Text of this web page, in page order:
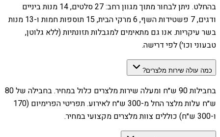
בהחלט. ניתן לבחור מתוך מגוון רחב: 27 סלטים, 14 מנות ביניים
ודגים, 7 פשטידות השף, 6 מרקי הבית, 15 תוספות חמות ו-13 מנות
בשר עיקריות. אנו גם מתאימים למגבלות תזונתיות (ללא גלוטן,
טבעוני וכו׳) לפי דרישה.
כמה עולה שירות מלצרים?
בחבילות 90 ש״ח ומעלה שירות מלצרים כלול במחיר. בחבילה של 80
ש״ח עלות מלצר החל מ-300 ש״ח לאירוע. תפריטי הפרימיום (170
ו-300 ש״ח) כוללים צוות מלצרים מקצועי במחיר.